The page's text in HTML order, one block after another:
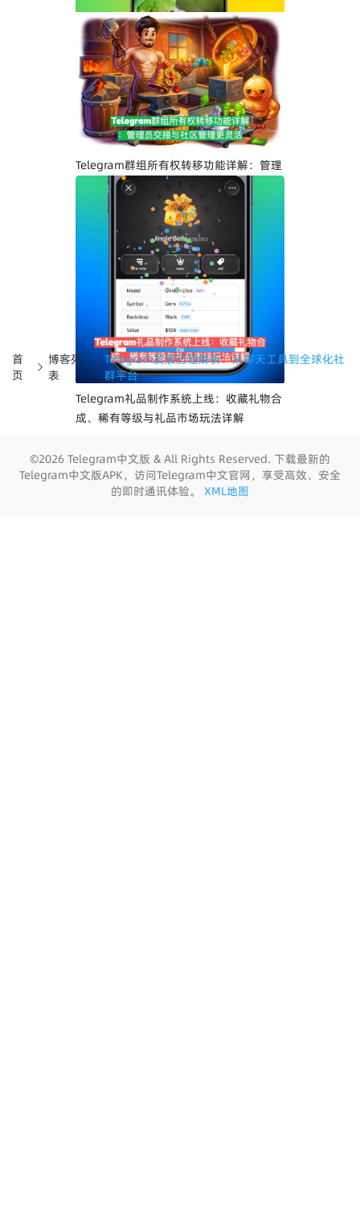
Telegram界面全面升级：安卓版全新设
计、iOS Liquid Glass优化与操作体验提
升
Telegram群组所有权转移功能详解：管理
员交接与社区管理更灵活
Telegram礼品制作系统上线：收藏礼物合
成、稀有等级与礼品市场玩法详解
首
页
博客列
表
Telegram发展历程解析：从聊天工具到全球化社
群平台
©2026 Telegram中文版 & All Rights Reserved. 下载最新的
Telegram中文版APK，访问Telegram中文官网，享受高效、安全
的即时通讯体验。 XML地图